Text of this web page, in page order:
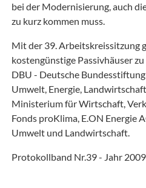
bei der Modernisierung, auch
zu kurz kommen muss.
Mit der 39. Arbeitskreissitzung
kostengünstige Passivhäuser
DBU - Deutsche
Umwelt, Energie,
Ministerium für Wirtschaft,
Fonds proKlima, E.ON Energie
Umwelt und Landwirtschaft.
Protokollband Nr.39 - Jahr 2009